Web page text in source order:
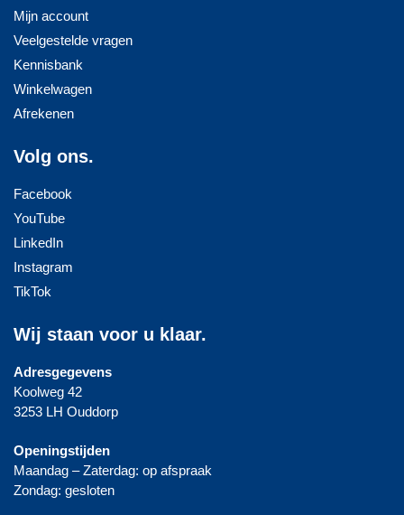
Mijn account
Veelgestelde vragen
Kennisbank
Winkelwagen
Afrekenen
Volg ons.
Facebook
YouTube
LinkedIn
Instagram
TikTok
Wij staan voor u klaar.
Adresgegevens
Koolweg 42
3253 LH Ouddorp
Openingstijden
Maandag – Zaterdag: op afspraak
Zondag: gesloten